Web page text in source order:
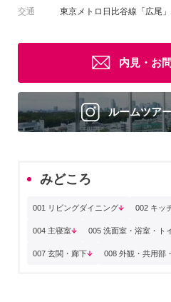
交通 東京メトロ日比谷線「広尾
内見・お
ルームツア
みどころ
001 リビングダイニング 002 キッ
004 主寝室 005 洗面室・浴室・ト
007 玄関・廊下 008 外観・共用部